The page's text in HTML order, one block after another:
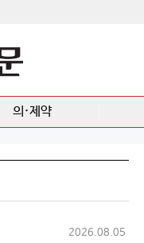
의·제약
2026.08.05